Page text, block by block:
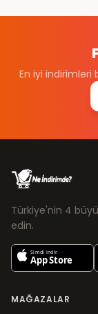
En iyi indirimleri
Türkiye'nin 4
edin.
MAĞAZALAR